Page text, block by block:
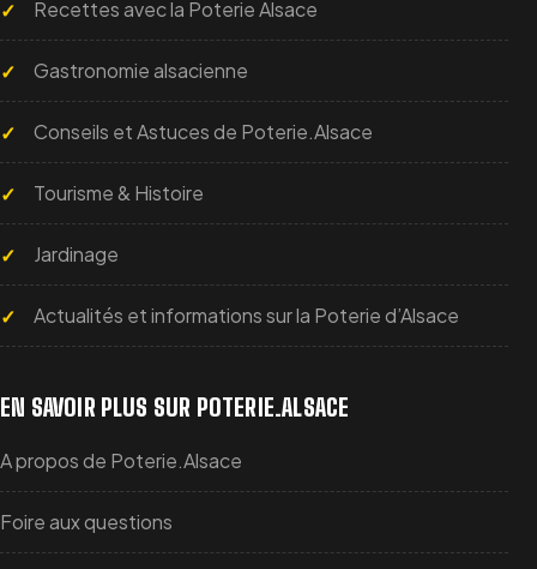
conserver suffisamment d’espace pour permettre à la
pâte levée de gonfler.
PEUT-ON RÉALISER UN KOUGLOF SALÉ DANS
CE MOULE ?
Oui. Le moule peut être utilisé pour un petit kouglof salé,
LE DÉCOR EST-IL IDENTIQUE SUR CHAQUE
variations de couleur, de trait ou de positionnement
Recettes avec la Poterie Alsace
Gastronomie alsacienne
Conseils et Astuces de Poterie.Alsace
Tourisme & Histoire
Jardinage
Actualités et informations sur la Poterie d’Alsace
EN SAVOIR PLUS SUR POTERIE.ALSACE
A propos de Poterie.Alsace
Foire aux questions